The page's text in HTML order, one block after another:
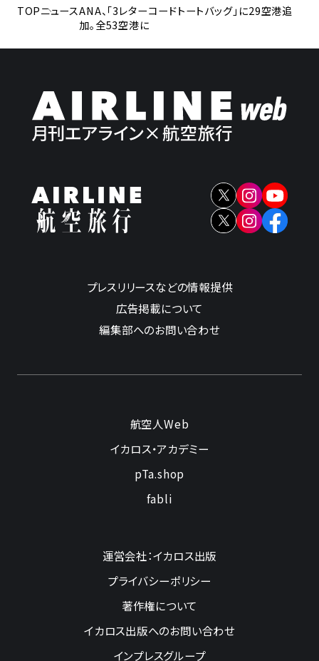
TOPニュースANA、「3レターコードトートバッグ」に29空港追
加。全53空港に
プレスリリースなどの情報提供
広告掲載について
編集部へのお問い合わせ
航空人Web
イカロス・アカデミー
pTa.shop
fabli
運営会社：イカロス出版
プライバシーポリシー
著作権について
イカロス出版へのお問い合わせ
インプレスグループ